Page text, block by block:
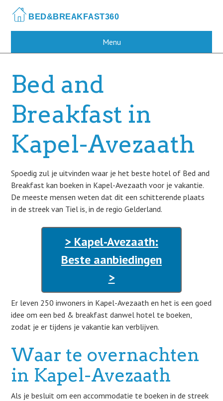
main
Menu
Bed and
Breakfast in
Kapel-Avezaath
Spoedig zul je uitvinden waar je het beste hotel of Bed and
Breakfast kan boeken in Kapel-Avezaath voor je vakantie.
De meeste mensen weten dat dit een schitterende plaats
in de streek van Tiel is, in de regio Gelderland.
> Kapel-Avezaath:
Beste aanbiedingen
>
Er leven 250 inwoners in Kapel-Avezaath en het is een goed
idee om een bed & breakfast danwel hotel te boeken,
zodat je er tijdens je vakantie kan verblijven.
Waar te overnachten
in Kapel-Avezaath
Als je besluit om een accommodatie te boeken in de streek